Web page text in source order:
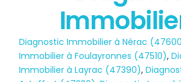
Diagnostic Immobilier à Nérac
Immobilier à Foulayronnes (47510),
Immobilier à Layrac (47390),